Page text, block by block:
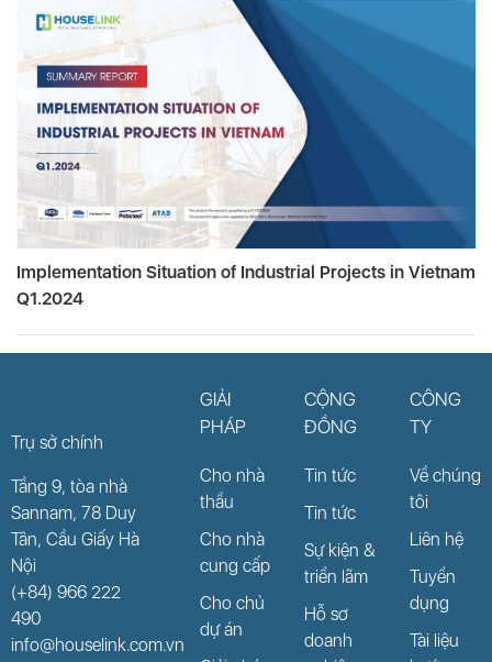
Implementation Situation of Industrial Projects in Vietnam
Q1.2024
Trụ sở chính
Tầng 9, tòa nhà
Sannam, 78 Duy
Tân, Cầu Giấy Hà
Nội
(+84) 966 222
490
info@houselink.com.vn
GIẢI
PHÁP
Cho nhà
thầu
Cho nhà
cung cấp
Cho chủ
dự án
CỘNG
ĐỒNG
Tin tức
Tin tức
Sự kiện &
triển lãm
Hỗ sơ
doanh
CÔNG
TY
Về chúng
tôi
Liên hệ
Tuyển
dụng
Tài liệu